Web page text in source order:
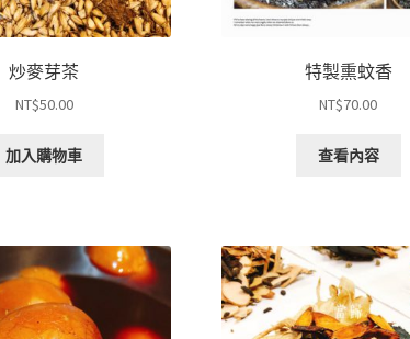
炒麥芽茶
NT$50.00
加入購物車
特製熏蚊香
NT$70.00
查看內容